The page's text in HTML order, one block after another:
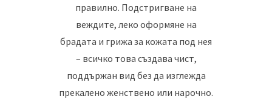
правилно. Подстригване на
веждите, леко оформяне на
брадата и грижа за кожата под нея
– всичко това създава чист,
поддържан вид без да изглежда
прекалено женствено или нарочно.